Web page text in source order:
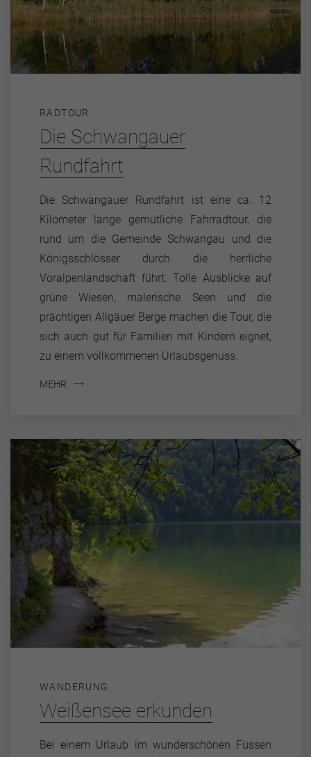
RADTOUR
Die Schwangauer
Rundfahrt
Die Schwangauer Rundfahrt ist eine ca. 12
Kilometer lange gemütliche Fahrradtour, die
rund um die Gemeinde Schwangau und die
Königsschlösser durch die herrliche
Voralpenlandschaft führt. Tolle Ausblicke auf
grüne Wiesen, malerische Seen und die
prächtigen Allgäuer Berge machen die Tour, die
sich auch gut für Familien mit Kindern eignet,
zu einem vollkommenen Urlaubsgenuss.
MEHR
WANDERUNG
Weißensee erkunden
Bei einem Urlaub im wunderschönen Füssen